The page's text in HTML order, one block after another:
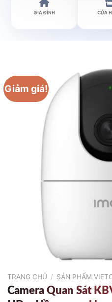
GIA ĐÌNH CỬA
Giảm giá!
TRANG CHỦ / SẢN PHẨM
Camera Quan Sát